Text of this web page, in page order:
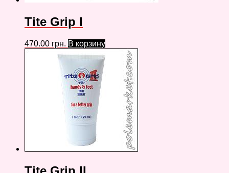
Tite Grip I
470.00 грн. В корзину